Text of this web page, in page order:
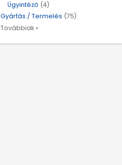
Ügyintéző (4)
Gyártás / Termelés (75)
Továbbiak »